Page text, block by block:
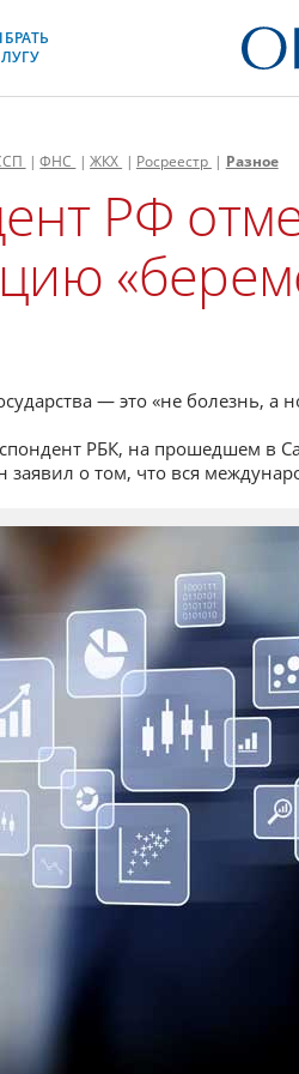
| ФНС | ЖКХ | Росреестр | Разное
РФ
— это «не болезнь, а
РБК, на прошедшем в
заявил о том, что вся